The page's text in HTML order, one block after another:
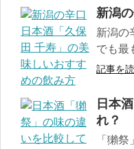
新潟
新潟の
でも最
記事を
日本
れ？
「獺